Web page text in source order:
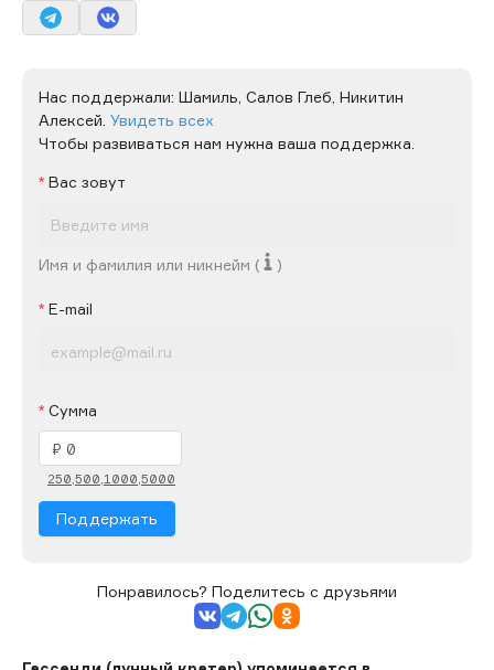
Нас поддержали: Шамиль, Салов Глеб, Никитин
Алексей. Увидеть всех
Чтобы развиваться нам нужна ваша поддержка.
Вас зовут
Имя и фамилия или никнейм ( )
E-mail
Сумма
250,500,1000,5000
Поддержать
Понравилось? Поделитесь с друзьями